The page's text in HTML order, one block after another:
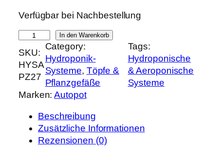
c
h
e
r
P
r
e
s
w
a
r
e
i
s
i
s
t
:
6
,
7
Verfügbar bei Nachbestellung
U
T
O
O
In den Warenkorb
SKU:
HYSA
PZ27
Category:
Hydroponik-
Systeme, Töpfe &
Pflanzgefäße
Tags:
Hydroponische
& Aeroponische
Systeme
Marken:Autopot
Beschreibung
Zusätzliche Informationen
Rezensionen (0)